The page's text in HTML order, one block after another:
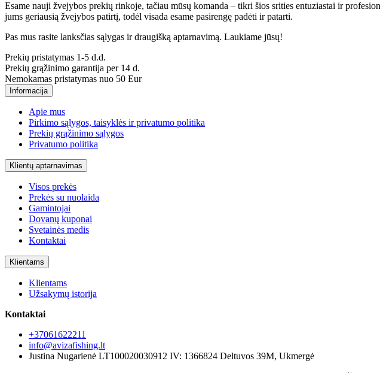
Esame nauji žvejybos prekių rinkoje, tačiau mūsų komanda – tikri šios srities entuziastai ir
jums geriausią žvejybos patirtį, todėl visada esame pasirengę padėti ir patarti.
Pas mus rasite lanksčias sąlygas ir draugišką aptarnavimą. Laukiame jūsų!
Prekių pristatymas 1-5 d.d.
Prekių grąžinimo garantija per 14 d.
Nemokamas pristatymas nuo 50 Eur
Informacija
Apie mus
Pirkimo sąlygos, taisyklės ir privatumo politika
Prekių grąžinimo sąlygos
Privatumo politika
Klientų aptarnavimas
Visos prekės
Prekės su nuolaida
Gamintojai
Dovanų kuponai
Svetainės medis
Kontaktai
Klientams
Klientams
Užsakymų istorija
Kontaktai
+37061622211
info@avizafishing.lt
Justina Nugarienė LT100020030912 IV: 1366824 Deltuvos 39M, Ukmergė